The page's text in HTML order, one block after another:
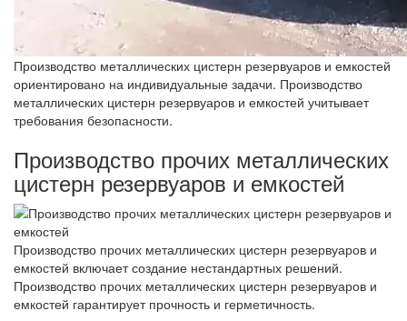
Производство металлических цистерн резервуаров и емкостей
ориентировано на индивидуальные задачи. Производство
металлических цистерн резервуаров и емкостей учитывает
требования безопасности.
Производство прочих металлических
цистерн резервуаров и емкостей
Производство прочих металлических цистерн резервуаров и
емкостей включает создание нестандартных решений.
Производство прочих металлических цистерн резервуаров и
емкостей гарантирует прочность и герметичность.